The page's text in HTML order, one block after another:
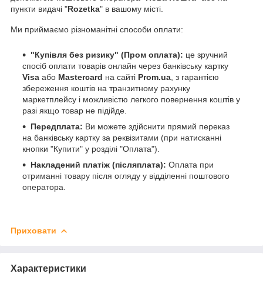
пункти видачі "Rozetka" в вашому місті.
Ми приймаємо різноманітні способи оплати:
"Купівля без ризику" (Пром оплата): це зручний
спосіб оплати товарів онлайн через банківську картку
Visa або Mastercard на сайті Prom.ua , з гарантією
збереження коштів на транзитному рахунку
маркетплейсу і можливістю легкого повернення коштів у
разі якщо товар не підійде.
Передплата: Ви можете здійснити прямий переказ
на банківську картку за реквізитами (при натисканні
кнопки "Купити" у розділі "Оплата").
Накладений платіж (післяплата): Оплата при
отриманні товару після огляду у відділенні поштового
оператора.
Приховати
Характеристики